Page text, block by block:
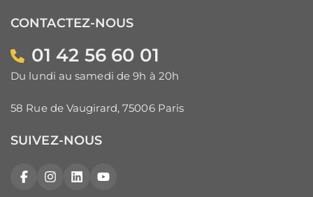
CONTACTEZ-NOUS
01 42 56 60 01
Du lundi au samedi de 9h à 20h
58 Rue de Vaugirard, 75006 Paris
SUIVEZ-NOUS
FacebookInstagram
LinkedInYouTube